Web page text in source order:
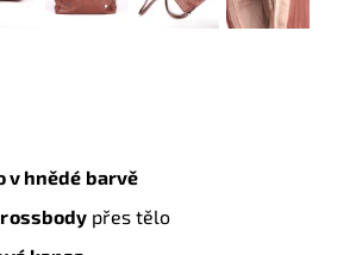
v hnědé barvě
přes tělo